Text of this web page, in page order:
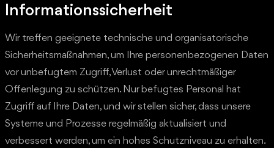
Informationssicherheit
Wir treffen geeignete technische und organisatorische
Sicherheitsmaßnahmen, um Ihre personenbezogenen Daten
vor unbefugtem Zugriff, Verlust oder unrechtmäßiger
Offenlegung zu schützen. Nur befugtes Personal hat
Zugriff auf Ihre Daten, und wir stellen sicher, dass unsere
Systeme und Prozesse regelmäßig aktualisiert und
verbessert werden, um ein hohes Schutzniveau zu erhalten.